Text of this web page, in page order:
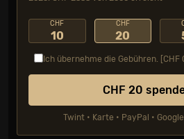
CHF
10
CHF
20
Ich übernehme die Gebühren. [CHF
CHF 20
Twint • Karte • PayPal •